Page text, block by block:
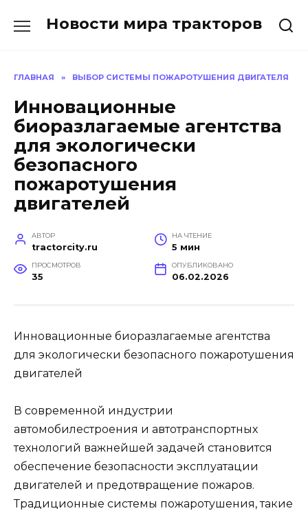
Новости мира тракторов
ГЛАВНАЯ » ВЫБОР СИСТЕМЫ ПОЖАРОТУШЕНИЯ ДВИГАТЕЛЯ
Инновационные
биоразлагаемые агентства
для экологически
безопасного
пожаротушения
двигателей
АВТОР
tractorcity.ru
НА ЧТЕНИЕ
5 мин
ПРОСМОТРОВ
35
ОПУБЛИКОВАНО
06.02.2026
Инновационные биоразлагаемые агентства
для экологически безопасного пожаротушения
двигателей
В современной индустрии
автомобилестроения и автотранспортных
технологий важнейшей задачей становится
обеспечение безопасности эксплуатации
двигателей и предотвращение пожаров.
Традиционные системы пожаротушения, такие